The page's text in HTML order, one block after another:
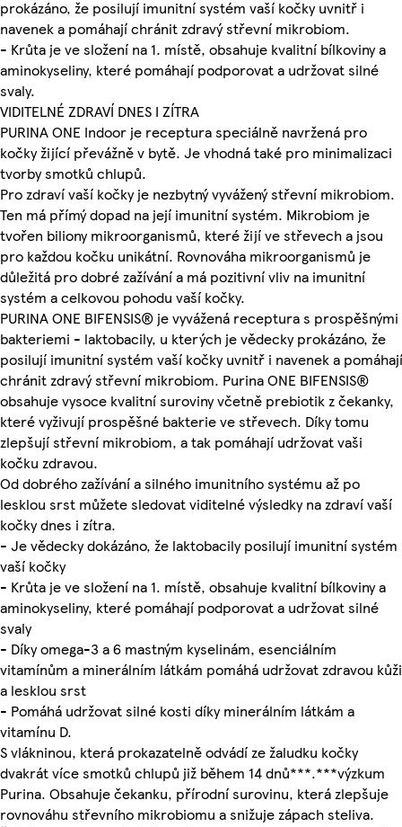
prokázáno, že posilují imunitní systém vaší kočky uvnitř i
navenek a pomáhají chránit zdravý střevní mikrobiom.
- Krůta je ve složení na 1. místě, obsahuje kvalitní bílkoviny a
aminokyseliny, které pomáhají podporovat a udržovat silné
svaly.
VIDITELNÉ ZDRAVÍ DNES I ZÍTRA
PURINA ONE Indoor je receptura speciálně navržená pro
kočky žijící převážně v bytě. Je vhodná také pro minimalizaci
tvorby smotků chlupů.
Pro zdraví vaší kočky je nezbytný vyvážený střevní mikrobiom.
Ten má přímý dopad na její imunitní systém. Mikrobiom je
tvořen biliony mikroorganismů, které žijí ve střevech a jsou
pro každou kočku unikátní. Rovnováha mikroorganismů je
důležitá pro dobré zažívání a má pozitivní vliv na imunitní
systém a celkovou pohodu vaší kočky.
PURINA ONE BIFENSIS® je vyvážená receptura s prospěšnými
bakteriemi - laktobacily, u kterých je vědecky prokázáno, že
posilují imunitní systém vaší kočky uvnitř i navenek a pomáhají
chránit zdravý střevní mikrobiom. Purina ONE BIFENSIS®
obsahuje vysoce kvalitní suroviny včetně prebiotik z čekanky,
které vyživují prospěšné bakterie ve střevech. Díky tomu
zlepšují střevní mikrobiom, a tak pomáhají udržovat vaši
kočku zdravou.
Od dobrého zažívání a silného imunitního systému až po
lesklou srst můžete sledovat viditelné výsledky na zdraví vaší
kočky dnes i zítra.
- Je vědecky dokázáno, že laktobacily posilují imunitní systém
vaší kočky
- Krůta je ve složení na 1. místě, obsahuje kvalitní bílkoviny a
aminokyseliny, které pomáhají podporovat a udržovat silné
svaly
- Díky omega-3 a 6 mastným kyselinám, esenciálním
vitamínům a minerálním látkám pomáhá udržovat zdravou kůži
a lesklou srst
- Pomáhá udržovat silné kosti díky minerálním látkám a
vitamínu D.
S vlákninou, která prokazatelně odvádí ze žaludku kočky
dvakrát více smotků chlupů již během 14 dnů***.***výzkum
Purina. Obsahuje čekanku, přírodní surovinu, která zlepšuje
rovnováhu střevního mikrobiomu a snižuje zápach steliva.